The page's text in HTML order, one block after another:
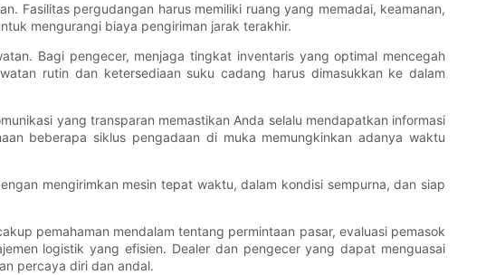
Fasilitas pergudangan harus memiliki ruang yang memadai, keamanan,
mengurangi biaya pengiriman jarak terakhir.
Bagi pengecer, menjaga tingkat inventaris yang optimal mencegah
rutin dan ketersediaan suku cadang harus dimasukkan ke dalam
yang transparan memastikan Anda selalu mendapatkan informasi
beberapa siklus pengadaan di muka memungkinkan adanya waktu
mengirimkan mesin tepat waktu, dalam kondisi sempurna, dan siap
pemahaman mendalam tentang permintaan pasar, evaluasi pemasok
logistik yang efisien. Dealer dan pengecer yang dapat menguasai
percaya diri dan andal.